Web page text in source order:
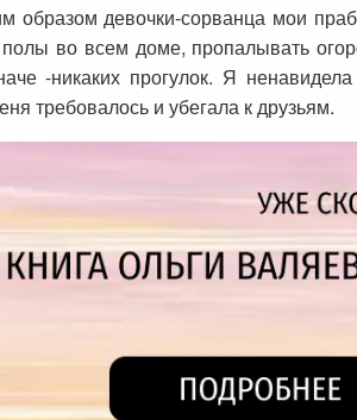
образом девочки-сорванца мои
во всем доме, пропалывать
-никаких прогулок. Я
требовалось и убегала к друзьям.